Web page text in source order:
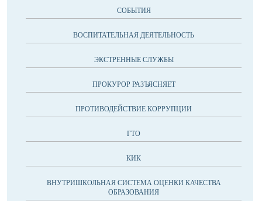
СОБЫТИЯ
ВОСПИТАТЕЛЬНАЯ ДЕЯТЕЛЬНОСТЬ
ЭКСТРЕННЫЕ СЛУЖБЫ
ПРОКУРОР РАЗЪЯСНЯЕТ
ПРОТИВОДЕЙСТВИЕ КОРРУПЦИИ
ГТО
КИК
ВНУТРИШКОЛЬНАЯ СИСТЕМА ОЦЕНКИ КАЧЕСТВА
ОБРАЗОВАНИЯ